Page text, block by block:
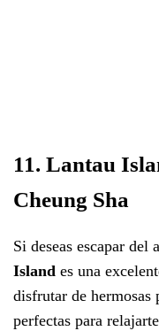
11. Lantau
Cheung Sha
Si deseas escapar del
Island es una
disfrutar de hermosas
perfectas para